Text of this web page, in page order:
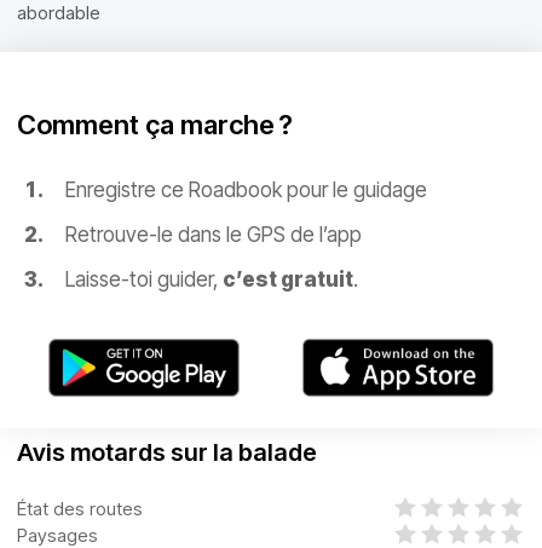
abordable
Comment ça marche ?
Enregistre ce Roadbook pour le guidage
Retrouve-le dans le GPS de l’app
Laisse-toi guider, c’est gratuit.
Avis motards sur la balade
État des routes
Paysages